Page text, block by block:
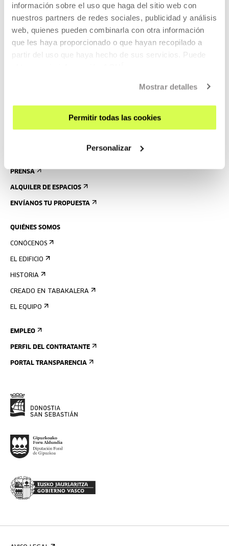
información sobre el uso que haga del sitio web con
nuestros partners de redes sociales, publicidad y análisis
web, quienes pueden combinarla con otra información
que les haya proporcionado o que hayan recopilado a
partir del uso que haya hecho de sus servicios. Puede
Mostrar detalles
Permitir todas las cookies
Personalizar
VISÍTANOS
CONTACTO Y HORARIOS
NORMAS
PRENSA
ALQUILER DE ESPACIOS
ENVÍANOS TU PROPUESTA
QUIÉNES SOMOS
CONÓCENOS
EL EDIFICIO
HISTORIA
CREADO EN TABAKALERA
EL EQUIPO
EMPLEO
PERFIL DEL CONTRATANTE
PORTAL TRANSPARENCIA